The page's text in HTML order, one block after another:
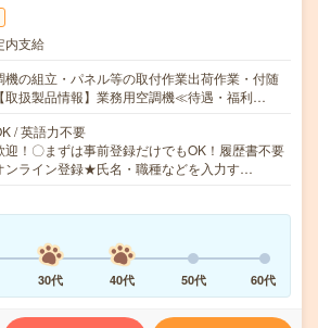
内支給
機の組立・パネル等の取付作業出荷作業・付随
取扱製品情報】業務用空調機≪待遇・福利…
/ 英語力不要
！〇まずは事前登録だけでもOK！履歴書不要
ンライン登録★氏名・職種などを入力す…
30代 40代 50代 60代